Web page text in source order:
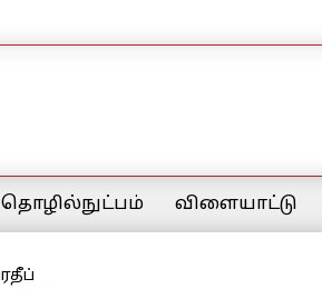
தொழில்நுட்பம் விளையாட்டு